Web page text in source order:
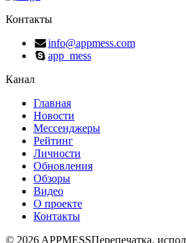
Контакты
info@appmess.com
app_mess
Канал
Главная
Новости
Мессенджеры
Рейтинг
Личности
Обновления
Обзоры
Видео
О проекте
Контакты
© 2026 APPMESSПерепечатка,